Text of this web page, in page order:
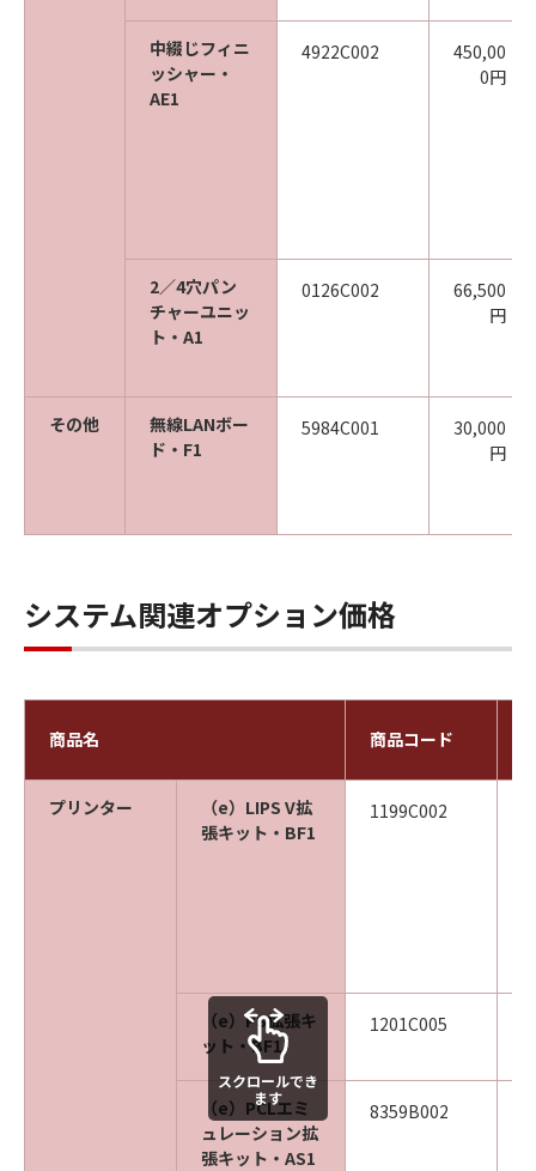
中綴じフィニ
ッシャー・
AE1
4922C002
450,00
0円
2／4穴パン
チャーユニッ
ト・A1
0126C002
66,500
円
その他
無線LANボー
ド・F1
5984C001
30,000
円
システム関連オプション価格
商品名 商品コード
プリンター
（e）LIPS V拡
張キット・BF1
1199C002
（e）PS拡張キ
ット・BF1
1201C005
（e）PCLエミ
ュレーション拡
張キット・AS1
8359B002
スクロールでき
ます